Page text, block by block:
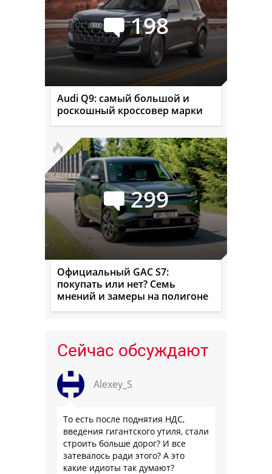
198
Audi Q9: самый большой и
роскошный кроссовер марки
299
Официальный GAC S7:
покупать или нет? Семь
мнений и замеры на полигоне
Сейчас обсуждают
Alexey_S
То есть после поднятия НДС,
введения гигантского утиля, стали
строить больше дорог? И все
затевалось ради этого? А это
какие идиоты так думают?